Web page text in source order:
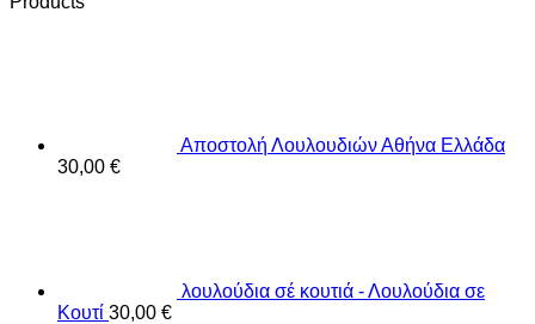
Αποστολή Λουλουδιών Αθήνα Ελλάδα
30,00 €
λουλούδια σέ κουτιά - Λουλούδια σε
Κουτί 30,00 €